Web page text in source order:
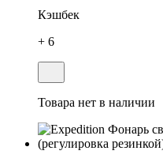
Кэшбек
+ 6
Товара нет в наличии